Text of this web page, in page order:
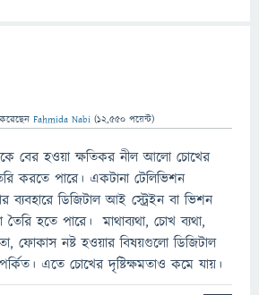
করেছেন Fahmida Nabi (12,550 পয়েন্ট)
বের হওয়া ক্ষতিকর নীল আলো চোখের
করতে পারে। একটানা টেলিভিশন
ব্যবহারে ডিজিটাল আই স্ট্রেইন বা ভিশন
হতে পারে। মাথাব্যথা, চোখ ব্যথা,
ফোকাস নষ্ট হওয়ার বিষয়গুলো ডিজিটাল
এতে চোখের দৃষ্টিক্ষমতাও কমে যায়।